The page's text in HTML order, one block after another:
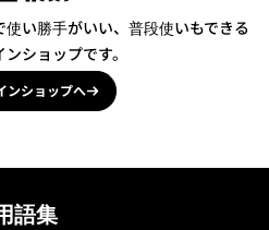
い勝手がいい、普段使いもできる
ショップです。
ンショップへ
語集